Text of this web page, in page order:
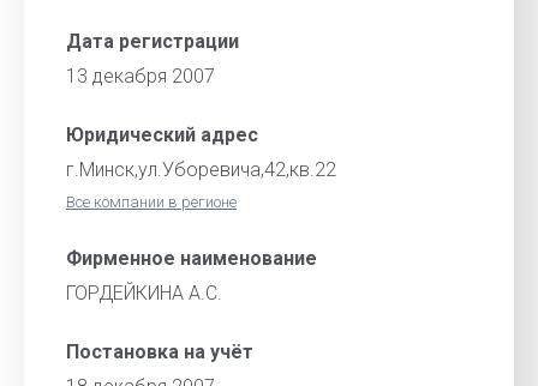
Дата регистрации
13 декабря 2007
Юридический адрес
г.Минск,ул.Уборевича,42,кв.22
Все компании в регионе
Фирменное наименование
ГОРДЕЙКИНА А.С.
Постановка на учёт